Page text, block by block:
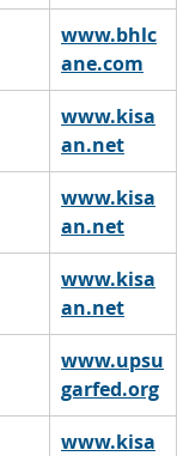
www.bhlc
ane.com
www.kisa
an.net
www.kisa
an.net
www.kisa
an.net
www.upsu
garfed.org
www.kisa